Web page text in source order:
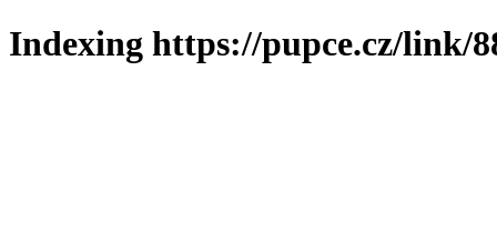
Indexing https://pupce.cz/link/